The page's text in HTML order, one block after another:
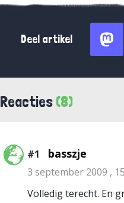
Deel artikel
Reacties (8)
#1 basszje
3 september 2009 ,
Volledig terecht. En